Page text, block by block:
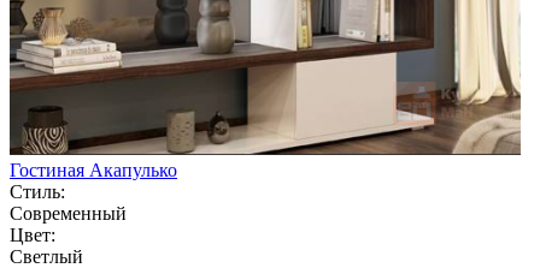
Гостиная Акапулько
Стиль:
Современный
Цвет:
Светлый